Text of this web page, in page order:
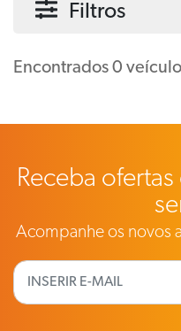
Filtros
Encontrados 0 veículo
Receba
Acompanhe os novos